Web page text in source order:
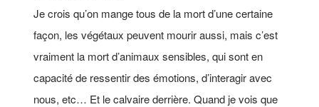
Je crois qu’on mange tous de la mort d’une certaine
façon, les végétaux peuvent mourir aussi, mais c’est
vraiment la mort d’animaux sensibles, qui sont en
capacité de ressentir des émotions, d’interagir avec
nous, etc… Et le calvaire derrière. Quand je vois que